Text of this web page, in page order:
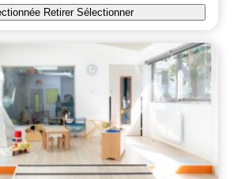
Retirer Sélectionner